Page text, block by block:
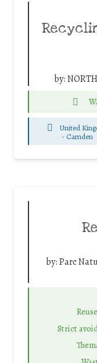
by:
United
- Camden
by:Parc
Strict